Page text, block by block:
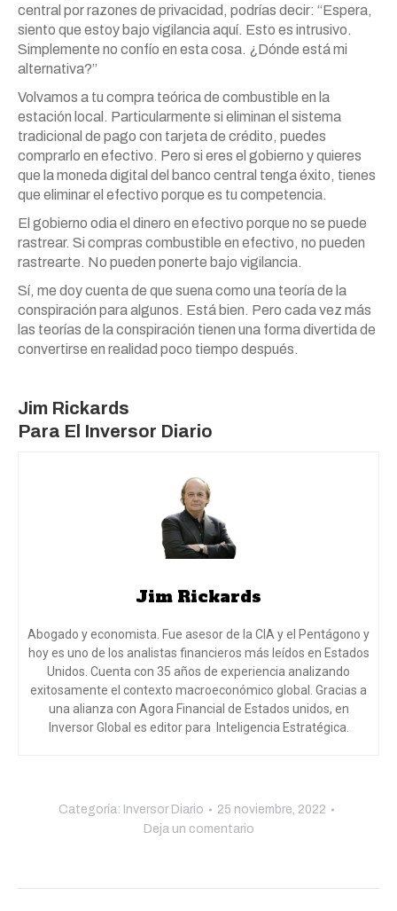
central por razones de privacidad, podrías decir: “Espera,
siento que estoy bajo vigilancia aquí. Esto es intrusivo.
Simplemente no confío en esta cosa. ¿Dónde está mi
alternativa?”
Volvamos a tu compra teórica de combustible en la
estación local. Particularmente si eliminan el sistema
tradicional de pago con tarjeta de crédito, puedes
comprarlo en efectivo. Pero si eres el gobierno y quieres
que la moneda digital del banco central tenga éxito, tienes
que eliminar el efectivo porque es tu competencia.
El gobierno odia el dinero en efectivo porque no se puede
rastrear. Si compras combustible en efectivo, no pueden
rastrearte. No pueden ponerte bajo vigilancia.
Sí, me doy cuenta de que suena como una teoría de la
conspiración para algunos. Está bien. Pero cada vez más
las teorías de la conspiración tienen una forma divertida de
convertirse en realidad poco tiempo después.
Jim Rickards
Para El Inversor Diario
Jim Rickards
Abogado y economista. Fue asesor de la CIA y el Pentágono y
hoy es uno de los analistas financieros más leídos en Estados
Unidos. Cuenta con 35 años de experiencia analizando
exitosamente el contexto macroeconómico global. Gracias a
una alianza con Agora Financial de Estados unidos, en
Inversor Global es editor para Inteligencia Estratégica.
Categoría: Inversor Diario
25 noviembre, 2022
Deja un comentario